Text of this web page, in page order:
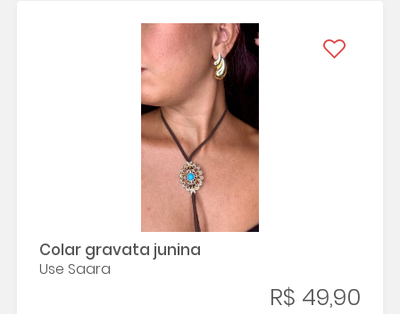
Colar gravata junina
Use Saara
R$ 49,90